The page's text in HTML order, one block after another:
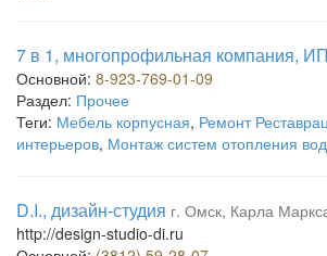
7 в 1, многопрофильная компания,
Основной: 8-923-769-01-09
Раздел: Прочее
Теги: Мебель корпусная, Ремонт
интерьеров, Монтаж систем отопления
D.I., дизайн-студия г. Омск, Карла
http://design-studio-di.ru